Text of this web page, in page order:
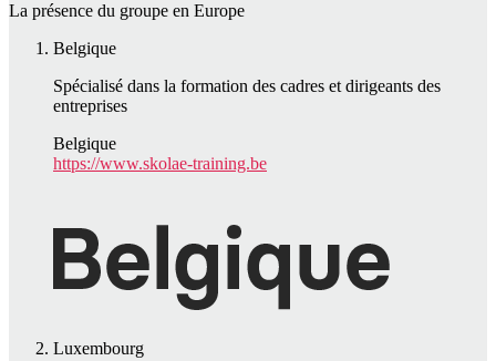
La présence du groupe en Europe
Belgique
Spécialisé dans la formation des cadres et dirigeants des
entreprises
Belgique
https://www.skolae-training.be
Luxembourg